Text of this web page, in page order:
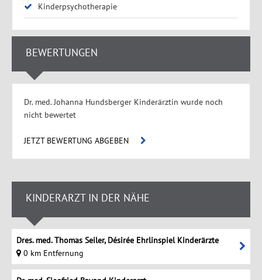
Kinderpsychotherapie
BEWERTUNGEN
Dr. med. Johanna Hundsberger Kinderärztin wurde noch
nicht bewertet
JETZT BEWERTUNG ABGEBEN
KINDERARZT IN DER NÄHE
Dres. med. Thomas Seiler, Désirée Ehrlinspiel Kinderärzte
0 km Entfernung